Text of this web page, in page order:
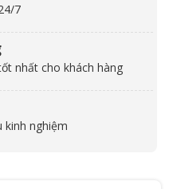
7
nhất cho khách hàng
kinh nghiệm